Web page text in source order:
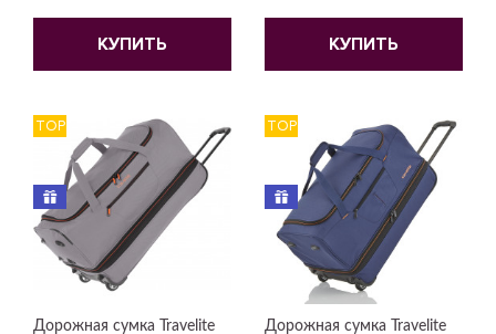
КУПИТЬ КУПИТЬ
Дорожная сумка Travelite
TOP
Дорожная сумка Travelite
TOP